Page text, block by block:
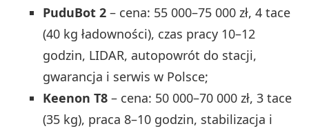
PuduBot 2 – cena: 55 000–75 000 zł, 4 tace
(40 kg ładowności), czas pracy 10–12
godzin, LIDAR, autopowrót do stacji,
gwarancja i serwis w Polsce;
Keenon T8 – cena: 50 000–70 000 zł, 3 tace
(35 kg), praca 8–10 godzin, stabilizacja i